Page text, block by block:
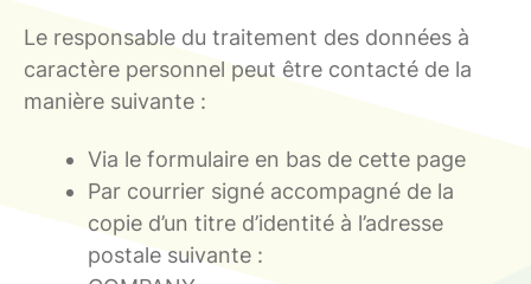
Le responsable du traitement des données à
caractère personnel peut être contacté de la
manière suivante :
Via le formulaire en bas de cette page
Par courrier signé accompagné de la
copie d’un titre d’identité à l’adresse
postale suivante :